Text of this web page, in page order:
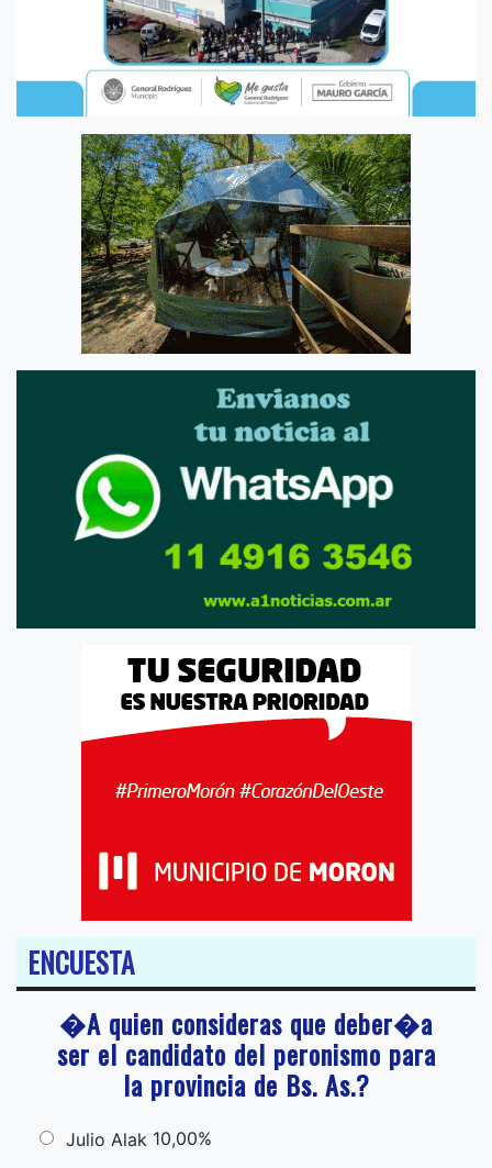
ENCUESTA
�A quien consideras que deber�a
ser el candidato del peronismo para
la provincia de Bs. As.?
Julio Alak 10,00%